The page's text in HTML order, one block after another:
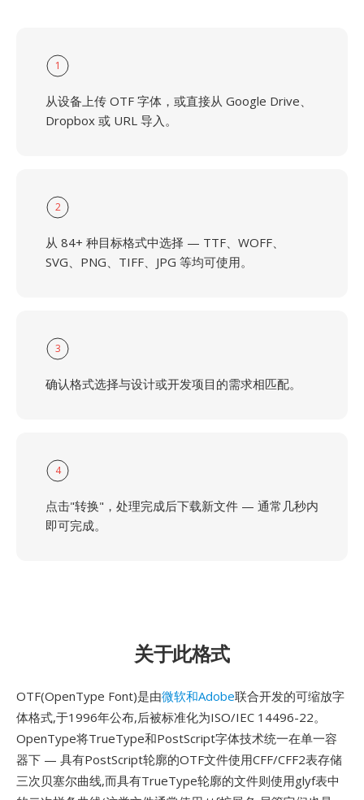
1
从设备上传 OTF 字体，或直接从 Google Drive、
Dropbox 或 URL 导入。
2
从 84+ 种目标格式中选择 — TTF、WOFF、
SVG、PNG、TIFF、JPG 等均可使用。
3
确认格式选择与设计或开发项目的需求相匹配。
4
点击"转换"，处理完成后下载新文件 — 通常几秒内
即可完成。
关于此格式
OTF(OpenType Font)是由微软和Adobe联合开发的可缩放字
体格式,于1996年公布,后被标准化为ISO/IEC 14496-22。
OpenType将TrueType和PostScript字体技术统一在单一容
器下 — 具有PostScript轮廓的OTF文件使用CFF/CFF2表存储
三次贝塞尔曲线,而具有TrueType轮廓的文件则使用glyf表中